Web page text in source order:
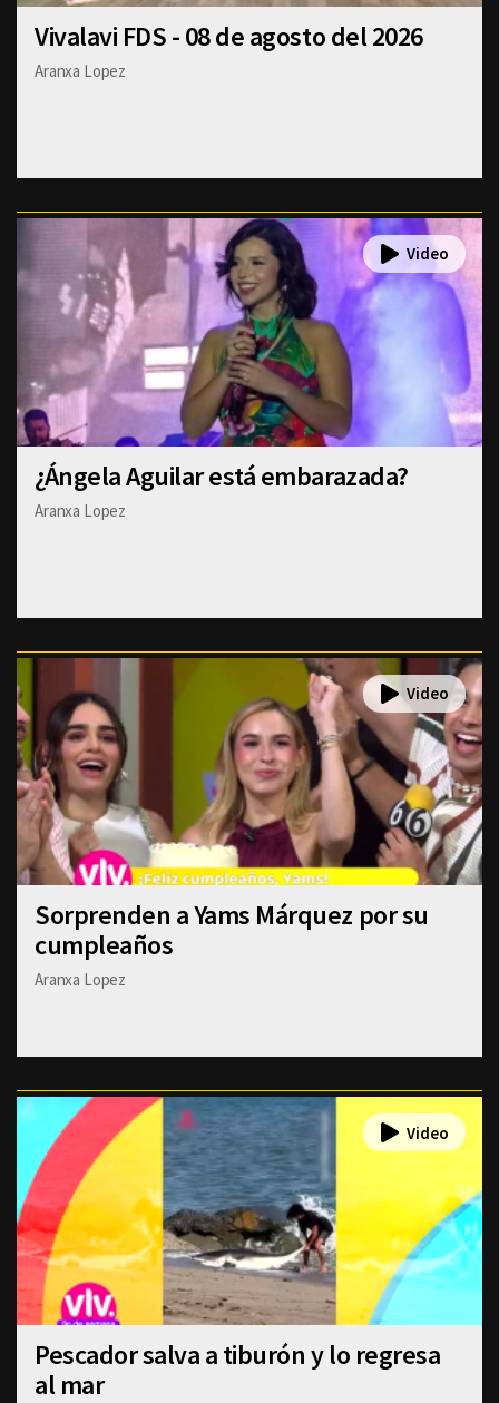
Vivalavi FDS - 08 de agosto del 2026
Aranxa Lopez
¿Ángela Aguilar está embarazada?
Aranxa Lopez
Sorprenden a Yams Márquez por su
cumpleaños
Aranxa Lopez
Pescador salva a tiburón y lo regresa
al mar